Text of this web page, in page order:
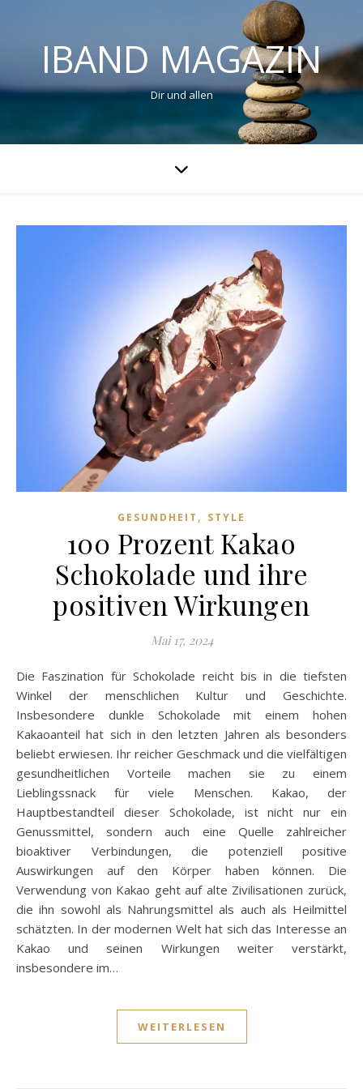
IBAND MAGAZIN
Dir und allen
GESUNDHEIT , STYLE
100 Prozent Kakao
Schokolade und ihre
positiven Wirkungen
Mai 17, 2024
Die Faszination für Schokolade reicht bis in die tiefsten
Winkel der menschlichen Kultur und Geschichte.
Insbesondere dunkle Schokolade mit einem hohen
Kakaoanteil hat sich in den letzten Jahren als besonders
beliebt erwiesen. Ihr reicher Geschmack und die vielfältigen
gesundheitlichen Vorteile machen sie zu einem
Lieblingssnack für viele Menschen. Kakao, der
Hauptbestandteil dieser Schokolade, ist nicht nur ein
Genussmittel, sondern auch eine Quelle zahlreicher
bioaktiver Verbindungen, die potenziell positive
Auswirkungen auf den Körper haben können. Die
Verwendung von Kakao geht auf alte Zivilisationen zurück,
die ihn sowohl als Nahrungsmittel als auch als Heilmittel
schätzten. In der modernen Welt hat sich das Interesse an
Kakao und seinen Wirkungen weiter verstärkt,
insbesondere im…
WEITERLESEN